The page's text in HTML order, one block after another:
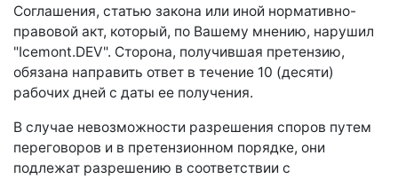
Соглашения, статью закона или иной нормативно-
правовой акт, который, по Вашему мнению, нарушил
"Icemont.DEV". Сторона, получившая претензию,
обязана направить ответ в течение 10 (десяти)
рабочих дней с даты ее получения.
В случае невозможности разрешения споров путем
переговоров и в претензионном порядке, они
подлежат разрешению в соответствии с